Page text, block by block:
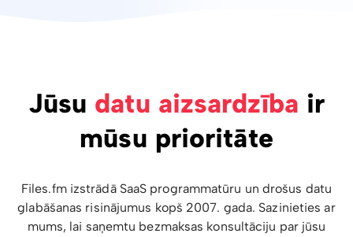
Jūsu datu aizsardzība ir
mūsu prioritāte
Files.fm izstrādā SaaS programmatūru un drošus datu
glabāšanas risinājumus kopš 2007. gada. Sazinieties ar
mums, lai saņemtu bezmaksas konsultāciju par jūsu